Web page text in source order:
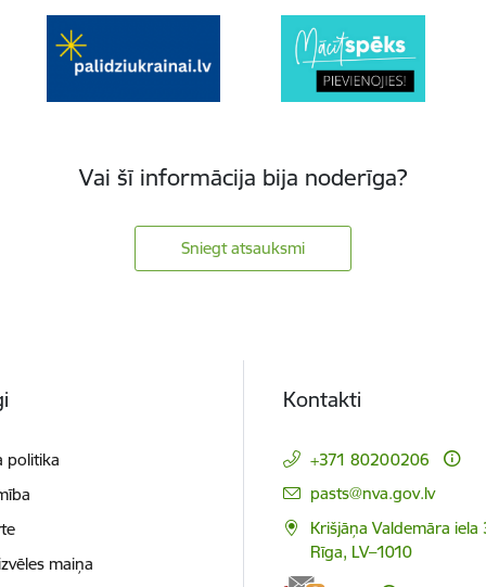
Vai šī informācija bija noderīga?
Sniegt atsauksmi
politika
maiņa
Kontakti
+371 80200206
E-pasts:
pasts@nva.gov.lv
Krišjāņa Valdemāra iela
Rīga, LV–1010